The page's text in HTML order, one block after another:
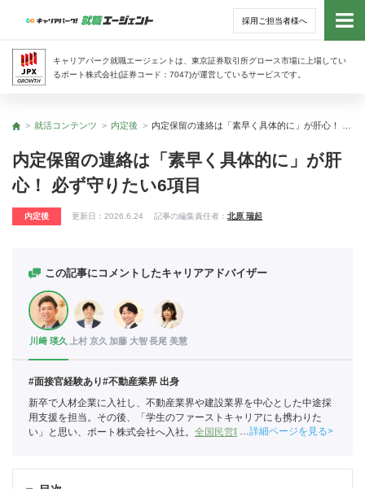
採用ご担当者様へ
キャリアパーク就職エージェントは、東京証券取引所グロース市場に上場してい
るポート株式会社(証券コード：7047)が運営しているサービスです。
トッ
トップ
就活コンテンツ 内定後
内定保留の連絡は「素早く具体的に」が肝
心！ 必ず守りたい6項目
内定後 更新日： 2026.6.24 記事の編集責任者： 北原 瑞起
この記事にコメントしたキャリアアドバイザー
川﨑 瑛久 上村 京久 加藤 大智長尾 美慧
#面接官経験あり#不動産業界 出身
新卒で人材企業に入社し、不動産業界や建設業界を中心とした中途採
用支援を担当。その後、「学生のファーストキャリアにも携わりた
い」と思い、ポート株式会社へ入社。 全国民営職業紹介事業協会職業
詳細ページを見る